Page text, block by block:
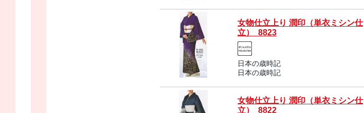
女物仕立上り 潤印（単衣ミシン仕
立） 8823
日本の歳時記
日本の歳時記
女物仕立上り 潤印（単衣ミシン仕
立） 8822